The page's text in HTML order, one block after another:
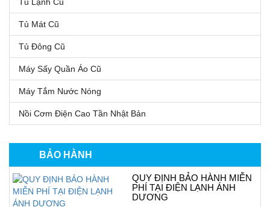
Tủ Mát Cũ
Tủ Đông Cũ
Máy Sấy Quần Áo Cũ
Máy Tắm Nước Nóng
Nồi Cơm Điện Cao Tần Nhật Bản
BẢO HÀNH
QUY ĐỊNH BẢO HÀNH MIỄN
PHÍ TẠI ĐIỆN LẠNH ÁNH
DƯƠNG